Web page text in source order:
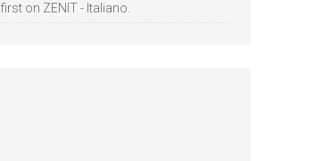
first on ZENIT - Italiano.